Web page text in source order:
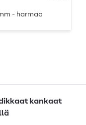
- harmaa
kankaat